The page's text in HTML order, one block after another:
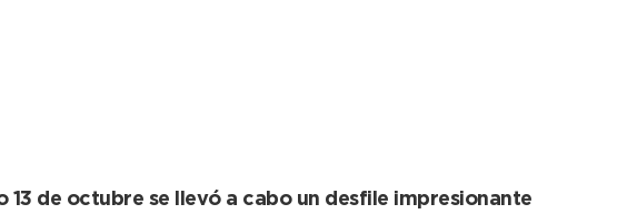
de octubre se llevó a cabo un desfile impresionante